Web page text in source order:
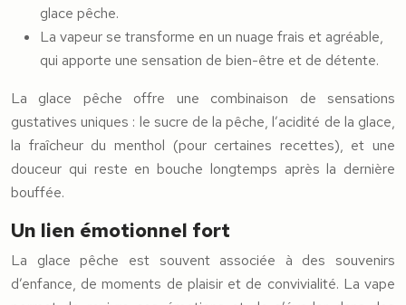
glace pêche.
La vapeur se transforme en un nuage frais et agréable,
qui apporte une sensation de bien-être et de détente.
La glace pêche offre une combinaison de sensations
gustatives uniques : le sucre de la pêche, l’acidité de la glace,
la fraîcheur du menthol (pour certaines recettes), et une
douceur qui reste en bouche longtemps après la dernière
bouffée.
Un lien émotionnel fort
La glace pêche est souvent associée à des souvenirs
d’enfance, de moments de plaisir et de convivialité. La vape